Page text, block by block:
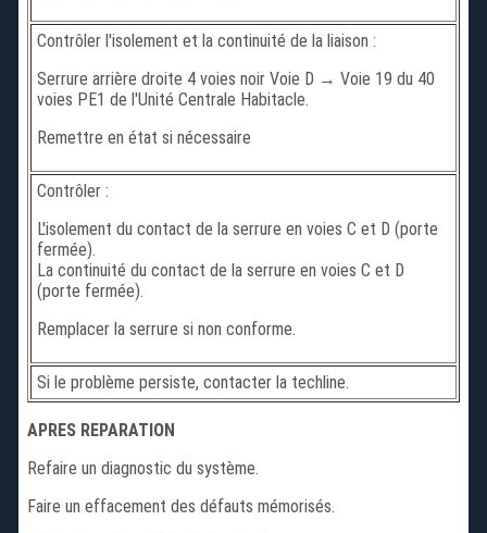
Contrôler l'isolement et la continuité de la liaison :
Serrure arrière droite 4 voies noir Voie D → Voie 19 du 40
voies PE1 de l'Unité Centrale Habitacle.
Remettre en état si nécessaire
Contrôler :
L'isolement du contact de la serrure en voies C et D (porte
fermée).
La continuité du contact de la serrure en voies C et D
(porte fermée).
Remplacer la serrure si non conforme.
Si le problème persiste, contacter la techline.
APRES REPARATION
Refaire un diagnostic du système.
Faire un effacement des défauts mémorisés.